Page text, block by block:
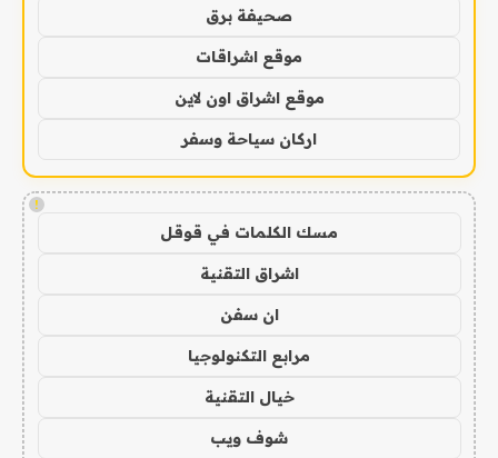
صحيفة برق
موقع اشراقات
موقع اشراق اون لاين
اركان سياحة وسفر
!
مسك الكلمات في قوقل
اشراق التقنية
ان سفن
مرابع التكنولوجيا
خيال التقنية
شوف ويب